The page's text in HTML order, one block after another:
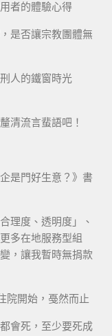
者的體驗心得
是否讓宗教團體無
人的鐵窗時光
清流言蜚語吧！
是門好生意？》書
理度、透明度」、
多在地服務型組
，讓我暫時無捐款
院開始，戞然而止
會死，至少要死成